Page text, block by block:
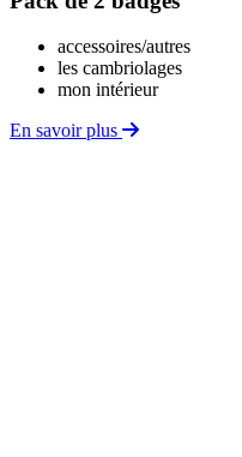
accessoires/autres
les cambriolages
mon intérieur
En savoir plus